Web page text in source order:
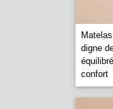
digne
confort